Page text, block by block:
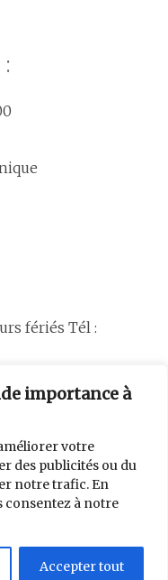
importance à
votre
des publicités ou du
notre trafic. En
consentez à notre
Accepter tout
fériés Tél :
:
chez
Hostinger